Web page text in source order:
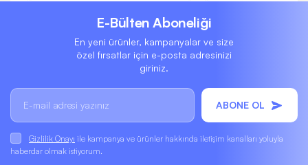
E-Bülten Aboneliği
En yeni ürünler, kampanyalar ve size
özel fırsatlar için e-posta adresinizi
giriniz.
ABONE OL
Gizlilik Onayı ile kampanya ve ürünler hakkında iletişim kanalları yoluyla
haberdar olmak istiyorum.